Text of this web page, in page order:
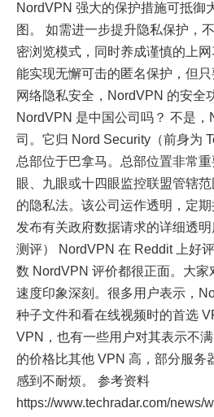
NordVPN 强大的保护措施可抵御
图。 如需进一步提升隐私保护，
密浏览模式，同时养成谨慎的上
能实现无懈可击的匿名保护，但
网络隐私安全，NordVPN 的安全
NordVPN 是中国公司吗？ 不是
司。它归 Nord Security（前身为
总部位于巴拿马。总部位置非常
眼、九眼或十四眼监控联盟管辖
的隐私法。该公司运作透明，定
发布有关政府数据请求的详细透
测评） NordVPN 在 Reddit 上好
数 NordVPN 评价都很正面。大家
速度印象深刻。很多用户表示，
种子文件和看在线视频时的首选
VPN，也有一些用户对其表示不
的价格比其他 VPN 高，部分服务
感到不耐烦。 参考资料
https://www.techradar.com/news/